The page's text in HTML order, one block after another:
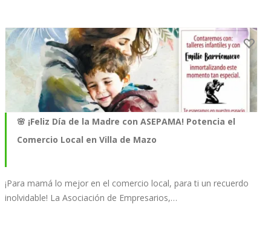
🌸 ¡Feliz Día de la Madre con ASEPAMA! Potencia el
Comercio Local en Villa de Mazo
¡Para mamá lo mejor en el comercio local, para ti un recuerdo
inolvidable! La Asociación de Empresarios,…